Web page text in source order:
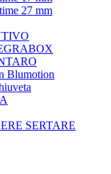
27 mm
Blumotion
SERTARE